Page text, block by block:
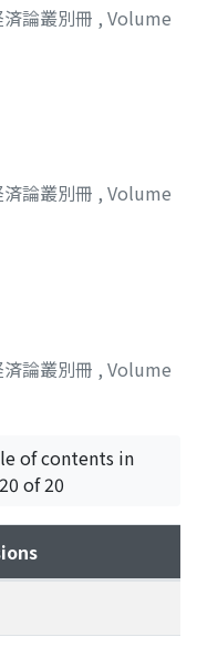
論叢別冊 , Volume
論叢別冊 , Volume
論叢別冊 , Volume
of contents in
of 20